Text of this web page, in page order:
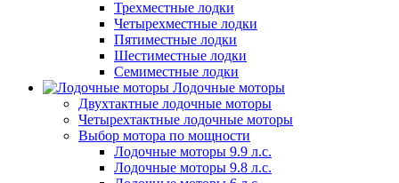
Трехместные лодки
Четырехместные лодки
Пятиместные лодки
Шестиместные лодки
Семиместные лодки
Лодочные моторы
Двухтактные лодочные моторы
Четырехтактные лодочные моторы
Выбор мотора по мощности
Лодочные моторы 9.9 л.с.
Лодочные моторы 9.8 л.с.